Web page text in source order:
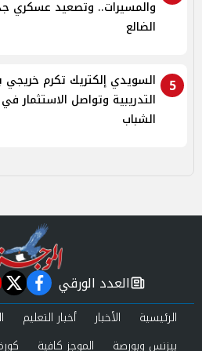
والمسيرات.. وتصعيد عسكري
الضالع
5
السويدي إلكتريك تكرم خريجي
التدريبية وتواصل الاستثمار
الشباب
newspaper
العدد الورقي
الرئيسية الأخبار أخبار التعليم
بيزنس وبورصة
الموجز كافية